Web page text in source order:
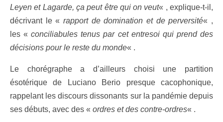
Leyen et Lagarde, ça peut être qui on veut« , explique-t-il,
décrivant le « rapport de domination et de perversité« ,
les «conciliabules tenus par cet entresoi qui prend des
décisions pour le reste du monde« .
Le chorégraphe a d’ailleurs choisi une partition
ésotérique de Luciano Berio presque cacophonique,
rappelant les discours dissonants sur la pandémie depuis
ses débuts, avec des « ordres et des contre-ordres« .